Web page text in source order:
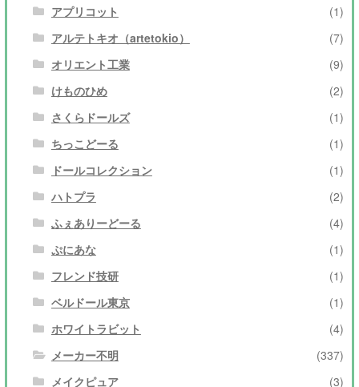
アプリコット
(1)
アルテトキオ（artetokio）
(7)
オリエント工業
(9)
けものひめ
(2)
さくらドールズ
(1)
ちっこどーる
(1)
ドールコレクション
(1)
ハトプラ
(2)
ふぇありーどーる
(4)
ぷにあな
(1)
フレンド技研
(1)
ベルドール東京
(1)
ホワイトラビット
(4)
メーカー不明
(337)
メイクピュア
(3)